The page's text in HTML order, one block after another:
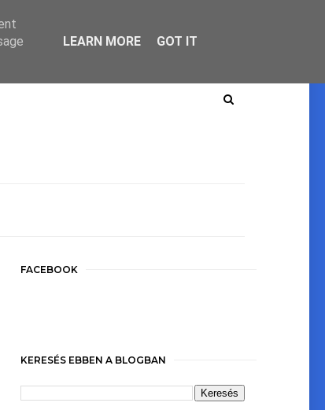
FACEBOOK
KERESÉS EBBEN A BLOGBAN
LEARN MORE GOT IT